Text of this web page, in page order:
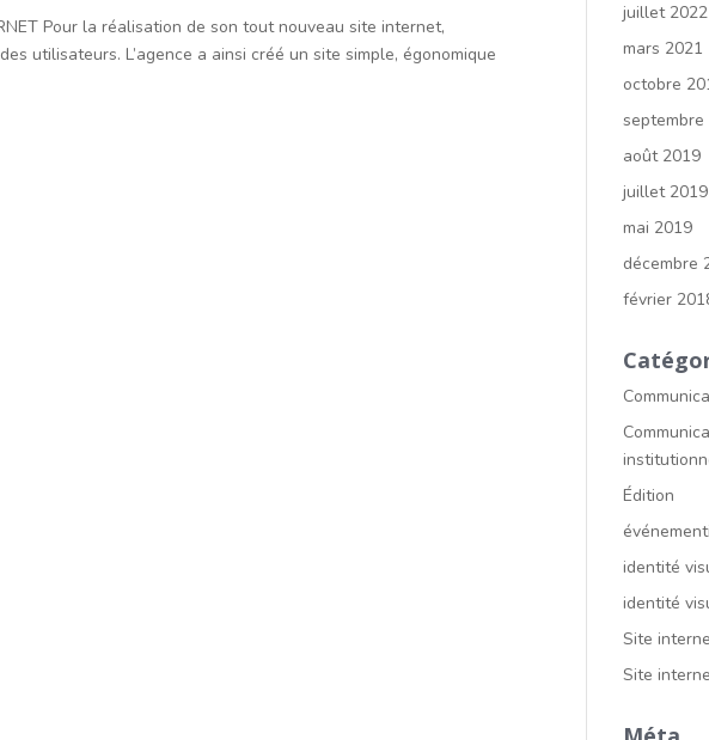
Pour la réalisation de son tout nouveau site internet,
utilisateurs. L’agence a ainsi créé un site simple, égonomique
juillet 2022
mars 2021
octobre
septembre
août 2019
juillet 2019
mai 2019
décembre
février
Édition
identité
identité
Site
Site